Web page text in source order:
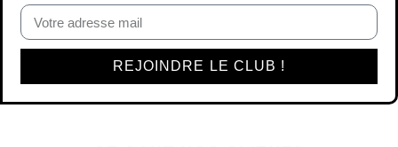
REJOINDRE LE CLUB !